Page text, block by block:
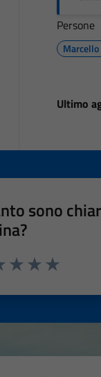
Persone
Ultimo
sono